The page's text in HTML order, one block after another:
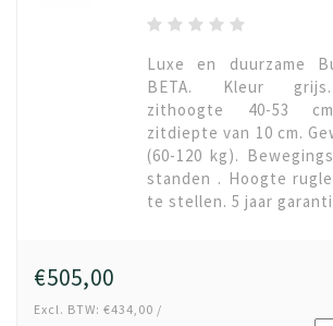
Luxe en duurzame
BETA. Kleur
zithoogte 40-53
zitdiepte van 10 cm.
(60-120 kg).
standen . Hoogte
te stellen. 5 jaar
€505,00
Excl. BTW: €434,00 /